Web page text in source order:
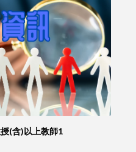
(含)以上教師1